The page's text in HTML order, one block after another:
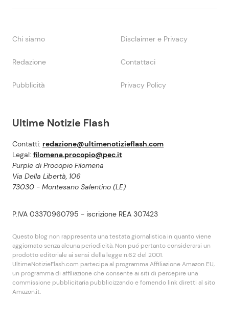
Ultime Notizie Flash
Contatti: redazione@ultimenotizieflash.com
Legal: filomena.procopio@pec.it
Purple di Procopio Filomena
Via Della Libertà, 106
73030 - Montesano Salentino (LE)
P.IVA 03370960795 - iscrizione REA 307423
Questo blog non rappresenta una testata giornalistica in quanto viene
aggiornato senza alcuna periodicità. Non puó pertanto considerarsi un
prodotto editoriale ai sensi della legge n.62 del 2001.
UltimeNotizieFlash.com partecipa al programma Affiliazione Amazon EU,
un programma di affiliazione che consente ai siti di percepire una
commissione pubblicitaria pubblicizzando e fornendo link diretti al sito
Amazon.it.
Chi siamo Disclaimer e Privacy
Redazione Contattaci
Pubblicità Privacy Policy